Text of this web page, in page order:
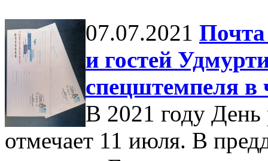
07.07.2021
и гостей
спецштемпеля в
В 2021 году День
отмечает 11 июля. В